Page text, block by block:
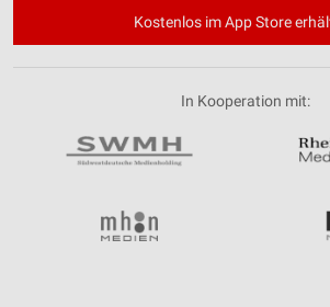
Kostenlos im App Store
In Kooperation mit: